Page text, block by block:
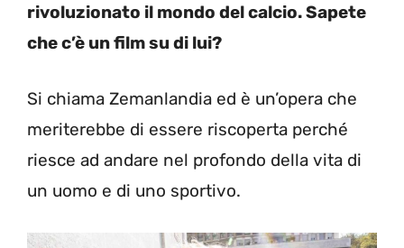
rivoluzionato il mondo del calcio. Sapete
che c’è un film su di lui?
Si chiama Zemanlandia ed è un’opera che
meriterebbe di essere riscoperta perché
riesce ad andare nel profondo della vita di
un uomo e di uno sportivo.